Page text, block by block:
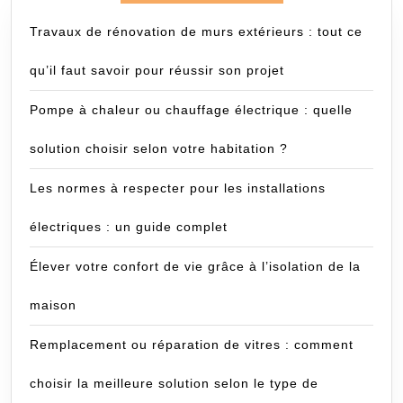
Travaux de rénovation de murs extérieurs : tout ce
qu’il faut savoir pour réussir son projet
Pompe à chaleur ou chauffage électrique : quelle
solution choisir selon votre habitation ?
Les normes à respecter pour les installations
électriques : un guide complet
Élever votre confort de vie grâce à l’isolation de la
maison
Remplacement ou réparation de vitres : comment
choisir la meilleure solution selon le type de